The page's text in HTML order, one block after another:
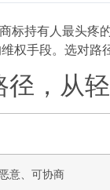
标持有人最头
权手段。选对路
径，从
意、可协商